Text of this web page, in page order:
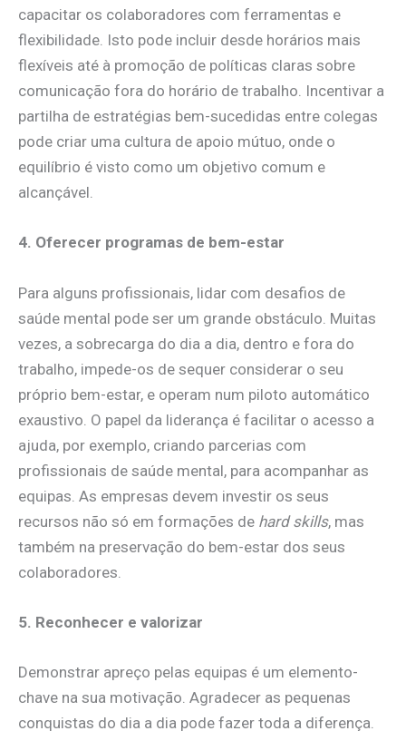
capacitar os colaboradores com ferramentas e
flexibilidade. Isto pode incluir desde horários mais
flexíveis até à promoção de políticas claras sobre
comunicação fora do horário de trabalho. Incentivar a
partilha de estratégias bem-sucedidas entre colegas
pode criar uma cultura de apoio mútuo, onde o
equilíbrio é visto como um objetivo comum e
alcançável.
4. Oferecer programas de bem-estar
Para alguns profissionais, lidar com desafios de
saúde mental pode ser um grande obstáculo. Muitas
vezes, a sobrecarga do dia a dia, dentro e fora do
trabalho, impede-os de sequer considerar o seu
próprio bem-estar, e operam num piloto automático
exaustivo. O papel da liderança é facilitar o acesso a
ajuda, por exemplo, criando parcerias com
profissionais de saúde mental, para acompanhar as
equipas. As empresas devem investir os seus
recursos não só em formações de hard skills, mas
também na preservação do bem-estar dos seus
colaboradores.
5. Reconhecer e valorizar
Demonstrar apreço pelas equipas é um elemento-
chave na sua motivação. Agradecer as pequenas
conquistas do dia a dia pode fazer toda a diferença.